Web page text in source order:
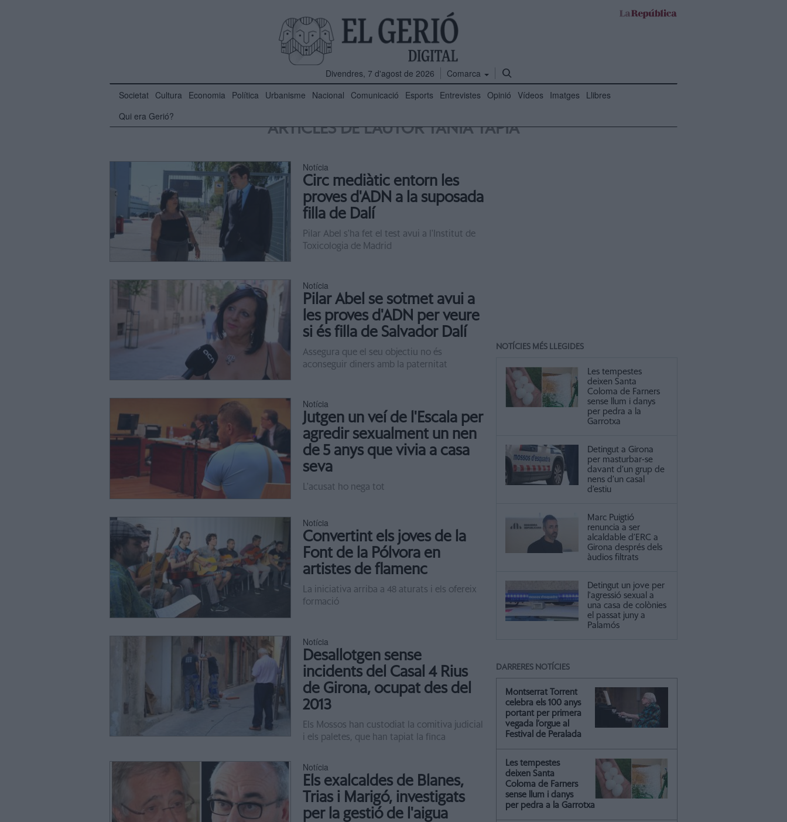
Divendres, 7 d'agost de 2026
Comarca
Societat Cultura Economia Política Urbanisme Nacional Comunicació Esports Entrevistes Opinió Vídeos Imatges Llibres
Qui era Gerió?
ARTICLES DE L'AUTOR TÀNIA TAPIA
Notícia
Circ mediàtic entorn les
proves d'ADN a la suposada
filla de Dalí
Pilar Abel s'ha fet el test avui a l'Institut de
Toxicologia de Madrid
Notícia
Pilar Abel se sotmet avui a
les proves d'ADN per veure
si és filla de Salvador Dalí
Assegura que el seu objectiu no és
aconseguir diners amb la paternitat
Notícia
Jutgen un veí de l'Escala per
agredir sexualment un nen
de 5 anys que vivia a casa
seva
L'acusat ho nega tot
Notícia
Convertint els joves de la
Font de la Pólvora en
artistes de flamenc
La iniciativa arriba a 48 aturats i els ofereix
formació
Notícia
Desallotgen sense
incidents del Casal 4 Rius
de Girona, ocupat des del
2013
Els Mossos han custodiat la comitiva judicial
i els paletes, que han tapiat la finca
Notícia
Els exalcaldes de Blanes,
Trias i Marigó, investigats
per la gestió de l'aigua
NOTÍCIES MÉS LLEGIDES
Les tempestes
deixen Santa
Coloma de Farners
sense llum i danys
per pedra a la
Garrotxa
Detingut a Girona
per masturbar-se
davant d’un grup de
nens d’un casal
d’estiu
Marc Puigtió
renuncia a ser
alcaldable d’ERC a
Girona després dels
àudios filtrats
Detingut un jove per
l'agressió sexual a
una casa de colònies
el passat juny a
Palamós
DARRERES NOTÍCIES
Montserrat Torrent
celebra els 100 anys
portant per primera
vegada l’orgue al
Festival de Peralada
Les tempestes
deixen Santa
Coloma de Farners
sense llum i danys
per pedra a la Garrotxa